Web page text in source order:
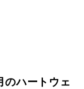
のハートウェ